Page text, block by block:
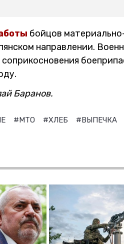
бойцов
направлении.
Баранов.
#МТО #ХЛЕБ #ВЫПЕЧКА